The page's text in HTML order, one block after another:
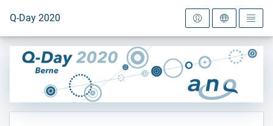
Vers la page d'accueil
Q-Day 2020